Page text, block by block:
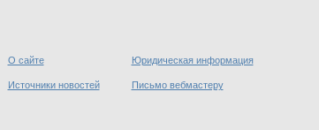
О сайте Юридическая информация
Источники новостей Письмо вебмастеру